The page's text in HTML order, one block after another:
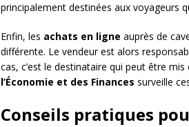
principalement destinées aux voyageurs
Enfin, les achats en ligne auprès de
différente. Le vendeur est alors
cas, c’est le destinataire qui peut être
l’Économie et des Finances surveille
Conseils pratiques